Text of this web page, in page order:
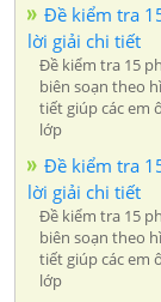
Đề kiểm tra
lời giải chi tiết
Đề kiểm tra 15
biên soạn theo
tiết giúp các em
lớp
Đề kiểm tra
lời giải chi tiết
Đề kiểm tra 15
biên soạn theo
tiết giúp các em
lớp